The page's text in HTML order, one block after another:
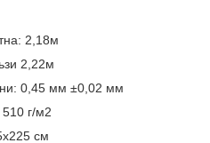
2,18м
2,22м
0,45 мм ±0,02 мм
510 г/м2
см